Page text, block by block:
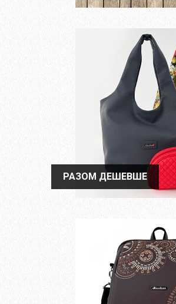
РАЗОМ ДЕШЕВШЕ
РАЗОМ ДЕШЕВШЕ